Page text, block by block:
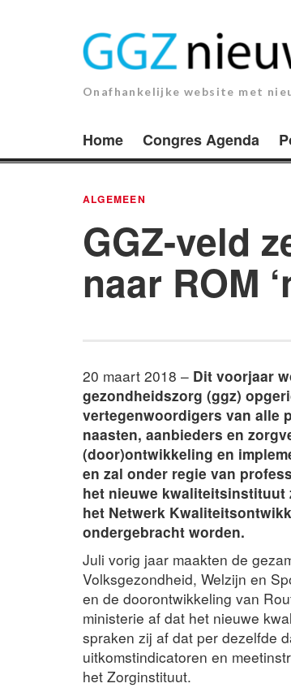
Onafhankelijke website met
Home Congres Agenda
ALGEMEEN
GGZ-veld
naar ROM
20 maart 2018 – Dit voorjaar
gezondheidszorg (ggz)
vertegenwoordigers van alle
naasten, aanbieders en
(door)ontwikkeling en
en zal onder regie van
het nieuwe kwaliteitsinstituut
het Netwerk
ondergebracht worden.
Juli vorig jaar maakten de
Volksgezondheid, Welzijn en
en de doorontwikkeling van
ministerie af dat het nieuwe
spraken zij af dat per dezelfde
uitkomstindicatoren en
het Zorginstituut.